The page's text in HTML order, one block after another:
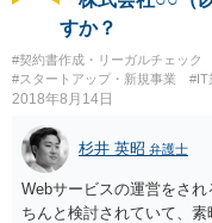
すか？
#契約書作成・リーガルチェック
#スタートアップ・新規事業
#IT
2018年8月14日
杉井 英昭 弁護士
Webサービスの運営をさ
ちんと検討されていて、